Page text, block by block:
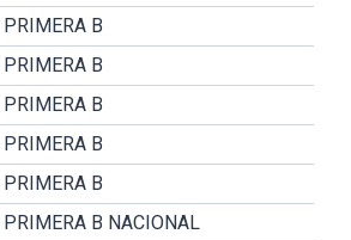
B
B
B
B
B
B NACIONAL